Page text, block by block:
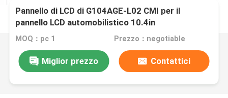
Pannello di LCD di G104AGE-L02 CMI per il
pannello LCD automobilistico 10.4in
dell'automobile
MOQ：pc 1 Prezzo：negotiable
Miglior prezzo Contattici